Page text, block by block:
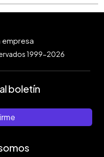
1999-2026
boletín